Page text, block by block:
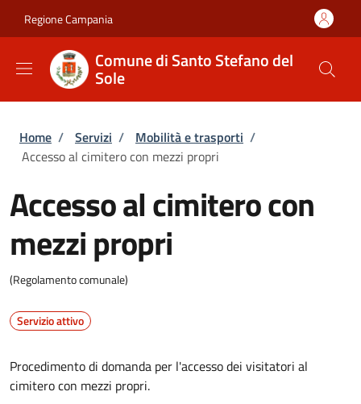
Regione Campania
Comune di Santo Stefano del
Sole
Briciole di pane
Home / Servizi / Mobilità e trasporti /
Accesso al cimitero con mezzi propri
Accesso al cimitero con
mezzi propri
(Regolamento comunale)
Servizio attivo
Procedimento di domanda per l'accesso dei visitatori al
cimitero con mezzi propri.